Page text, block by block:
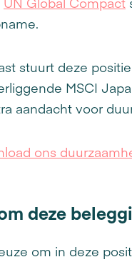
stuurt deze
MSCI
aandacht voor
ons
deze
om in deze